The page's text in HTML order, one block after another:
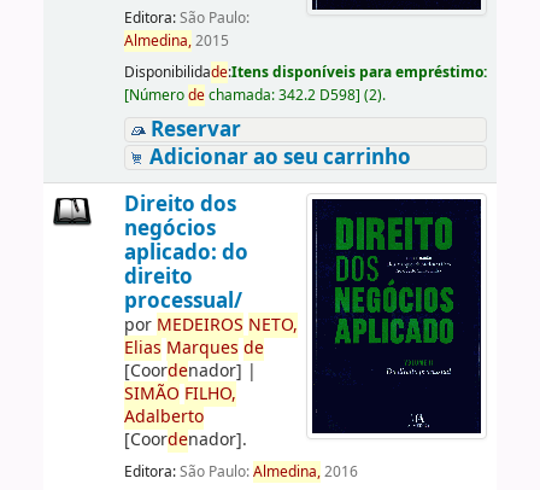
Editora:São Paulo:
Almedina,2015
Disponibilidade:Itens disponíveis para empréstimo:
[Númerodechamada:342.2 D598] (2).
Reservar
Adicionar ao seu carrinho
Direito dos
negócios
aplicado: do
direito
processual/
por MEDEIROS NETO,
Elias Marques de
[Coordenador] |
SIMÃO FILHO,
Adalberto
[Coordenador].
Editora:São Paulo:Almedina,2016